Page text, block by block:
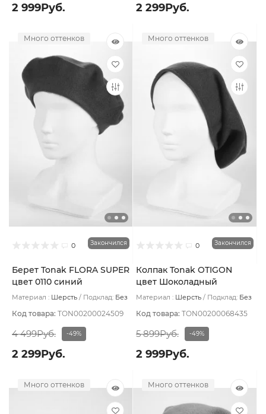
2 999Руб. 2 299Руб.
Много оттенков
0 Закончился
Берет Tonak FLORA SUPER
цвет 0110 синий
Материал : Шерсть Подклад: Без
Код товара: TON00200024509
4 499Руб. -49%
2 299Руб.
Много оттенков
0 Закончился
Колпак Tonak OTIGON
цвет Шоколадный
Материал : Шерсть Подклад: Без
Код товара: TON00200068435
5 899Руб. -49%
2 999Руб.
Много оттенков Много оттенков